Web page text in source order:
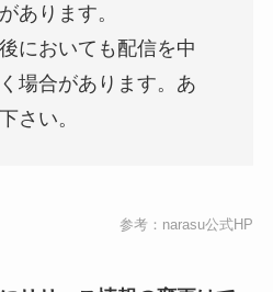
あります。
においても配信を中
場合があります。あ
さい。
参考： narasu公式HP